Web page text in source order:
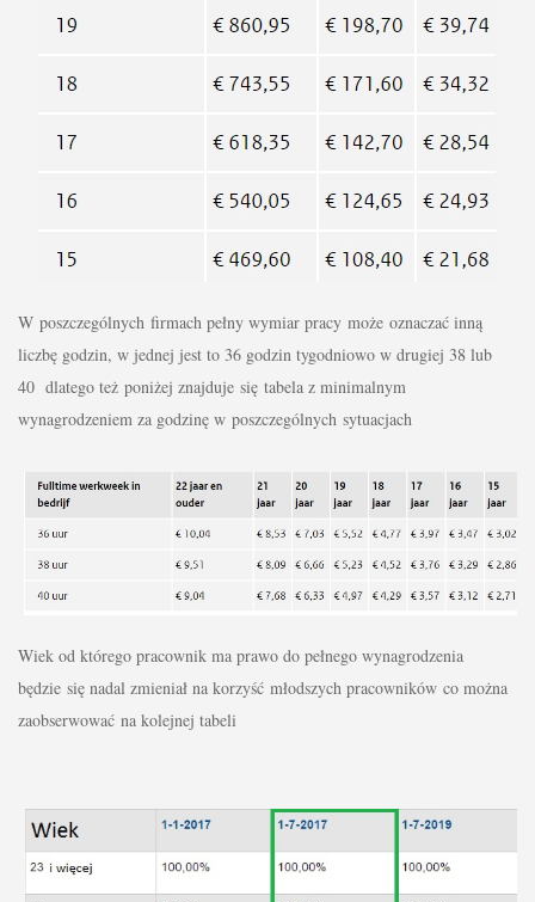
W poszczególnych firmach pełny wymiar pracy może oznaczać inną
liczbę godzin, w jednej jest to 36 godzin tygodniowo w drugiej 38 lub
40 dlatego też poniżej znajduje się tabela z minimalnym
wynagrodzeniem za godzinę w poszczególnych sytuacjach
Wiek od którego pracownik ma prawo do pełnego wynagrodzenia
będzie się nadal zmieniał na korzyść młodszych pracowników co można
zaobserwować na kolejnej tabeli